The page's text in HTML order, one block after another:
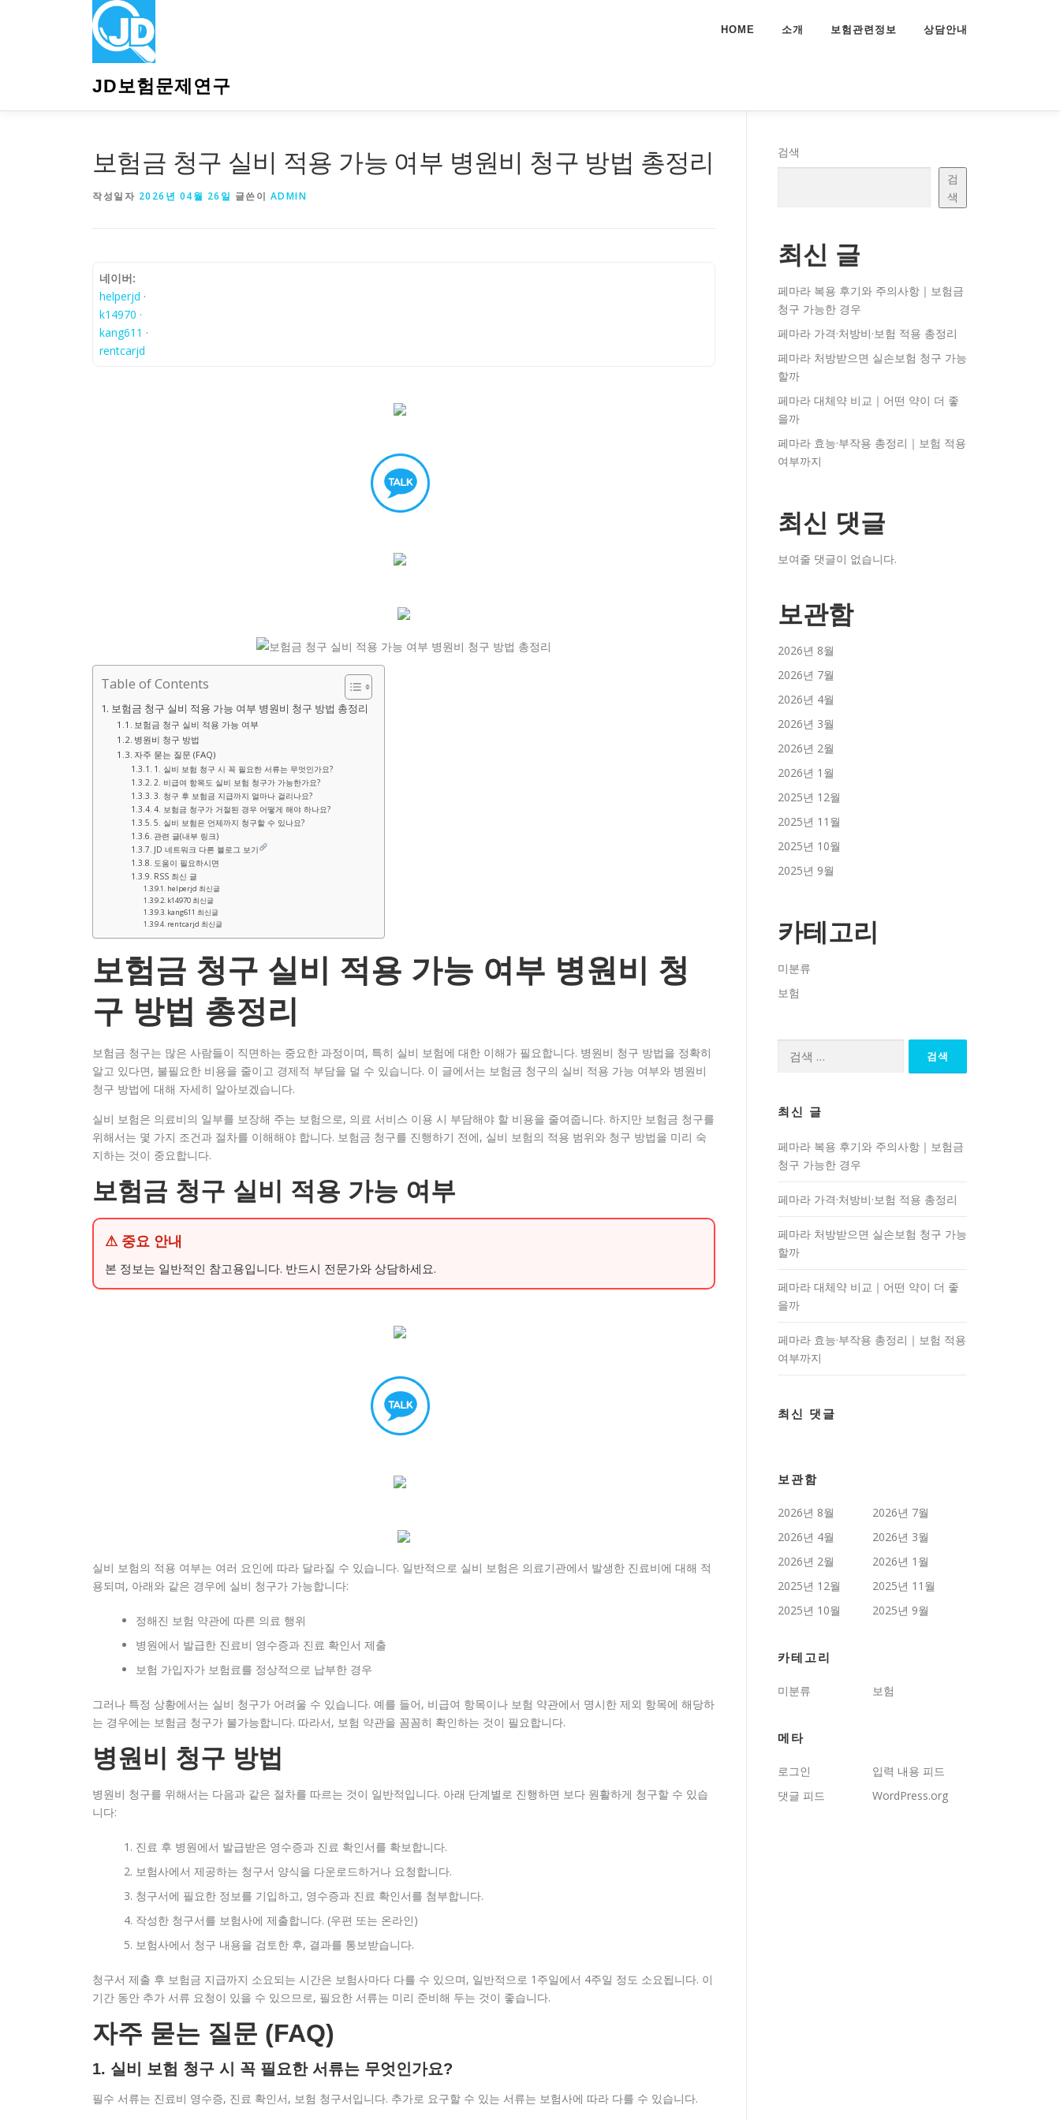
JD보험문제연구
HOME 소개 보험관련정보 상담안내
보험금 청구 실비 적용 가능 여부 병원비 청구 방법 총정리
작성일자 2026년 04월 26일 글쓴이 ADMIN
네이버:
helperjd ·
k14970 ·
kang611 ·
rentcarjd
Table of Contents
보험금 청구 실비 적용 가능 여부 병원비 청구 방법 총정리
보험금 청구 실비 적용 가능 여부
병원비 청구 방법
자주 묻는 질문 (FAQ)
1. 실비 보험 청구 시 꼭 필요한 서류는 무엇인가요?
2. 비급여 항목도 실비 보험 청구가 가능한가요?
3. 청구 후 보험금 지급까지 얼마나 걸리나요?
4. 보험금 청구가 거절된 경우 어떻게 해야 하나요?
5. 실비 보험은 언제까지 청구할 수 있나요?
관련 글(내부 링크)
JD 네트워크 다른 블로그 보기
도움이 필요하시면
RSS 최신 글
helperjd 최신글
k14970 최신글
kang611 최신글
rentcarjd 최신글
보험금 청구 실비 적용 가능 여부 병원비 청
구 방법 총정리
보험금 청구는 많은 사람들이 직면하는 중요한 과정이며, 특히 실비 보험에 대한 이해가 필요합니다. 병원비 청구 방법을 정확히
알고 있다면, 불필요한 비용을 줄이고 경제적 부담을 덜 수 있습니다. 이 글에서는 보험금 청구의 실비 적용 가능 여부와 병원비
청구 방법에 대해 자세히 알아보겠습니다.
실비 보험은 의료비의 일부를 보장해 주는 보험으로, 의료 서비스 이용 시 부담해야 할 비용을 줄여줍니다. 하지만 보험금 청구를
위해서는 몇 가지 조건과 절차를 이해해야 합니다. 보험금 청구를 진행하기 전에, 실비 보험의 적용 범위와 청구 방법을 미리 숙
지하는 것이 중요합니다.
보험금 청구 실비 적용 가능 여부
⚠ 중요 안내
본 정보는 일반적인 참고용입니다. 반드시 전문가와 상담하세요.
실비 보험의 적용 여부는 여러 요인에 따라 달라질 수 있습니다. 일반적으로 실비 보험은 의료기관에서 발생한 진료비에 대해 적
용되며, 아래와 같은 경우에 실비 청구가 가능합니다:
정해진 보험 약관에 따른 의료 행위
병원에서 발급한 진료비 영수증과 진료 확인서 제출
보험 가입자가 보험료를 정상적으로 납부한 경우
그러나 특정 상황에서는 실비 청구가 어려울 수 있습니다. 예를 들어, 비급여 항목이나 보험 약관에서 명시한 제외 항목에 해당하
는 경우에는 보험금 청구가 불가능합니다. 따라서, 보험 약관을 꼼꼼히 확인하는 것이 필요합니다.
병원비 청구 방법
병원비 청구를 위해서는 다음과 같은 절차를 따르는 것이 일반적입니다. 아래 단계별로 진행하면 보다 원활하게 청구할 수 있습
니다:
진료 후 병원에서 발급받은 영수증과 진료 확인서를 확보합니다.
보험사에서 제공하는 청구서 양식을 다운로드하거나 요청합니다.
청구서에 필요한 정보를 기입하고, 영수증과 진료 확인서를 첨부합니다.
작성한 청구서를 보험사에 제출합니다. (우편 또는 온라인)
보험사에서 청구 내용을 검토한 후, 결과를 통보받습니다.
청구서 제출 후 보험금 지급까지 소요되는 시간은 보험사마다 다를 수 있으며, 일반적으로 1주일에서 4주일 정도 소요됩니다. 이
기간 동안 추가 서류 요청이 있을 수 있으므로, 필요한 서류는 미리 준비해 두는 것이 좋습니다.
자주 묻는 질문 (FAQ)
1. 실비 보험 청구 시 꼭 필요한 서류는 무엇인가요?
필수 서류는 진료비 영수증, 진료 확인서, 보험 청구서입니다. 추가로 요구할 수 있는 서류는 보험사에 따라 다를 수 있습니다.
검색
검
색
최신 글
페마라 복용 후기와 주의사항｜보험금
청구 가능한 경우
페마라 가격·처방비·보험 적용 총정리
페마라 처방받으면 실손보험 청구 가능
할까
페마라 대체약 비교｜어떤 약이 더 좋
을까
페마라 효능·부작용 총정리｜보험 적용
여부까지
최신 댓글
보여줄 댓글이 없습니다.
보관함
2026년 8월
2026년 7월
2026년 4월
2026년 3월
2026년 2월
2026년 1월
2025년 12월
2025년 11월
2025년 10월
2025년 9월
카테고리
미분류
보험
최신 글
페마라 복용 후기와 주의사항｜보험금
청구 가능한 경우
페마라 가격·처방비·보험 적용 총정리
페마라 처방받으면 실손보험 청구 가능
할까
페마라 대체약 비교｜어떤 약이 더 좋
을까
페마라 효능·부작용 총정리｜보험 적용
여부까지
최신 댓글
보관함
2026년 8월
2026년 7월
2026년 4월
2026년 3월
2026년 2월
2026년 1월
2025년 12월
2025년 11월
2025년 10월
2025년 9월
카테고리
미분류 보험
메타
로그인
입력 내용 피드
댓글 피드
WordPress.org